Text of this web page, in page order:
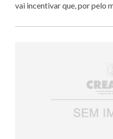
vai incentivar que, por pelo